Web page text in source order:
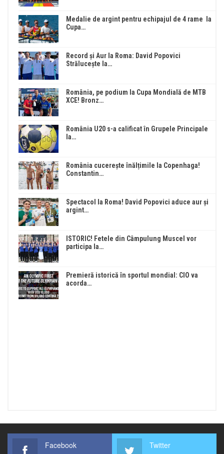
Medalie de argint pentru echipajul de 4 rame la
Cupa…
Record și Aur la Roma: David Popovici
Strălucește la…
România, pe podium la Cupa Mondială de MTB
XCE! Bronz…
România U20 s-a calificat în Grupele Principale
la…
România cucerește înălțimile la Copenhaga!
Constantin…
Spectacol la Roma! David Popovici aduce aur și
argint…
ISTORIC! Fetele din Câmpulung Muscel vor
participa la…
Premieră istorică în sportul mondial: CIO va
acorda…
Facebook Twitter